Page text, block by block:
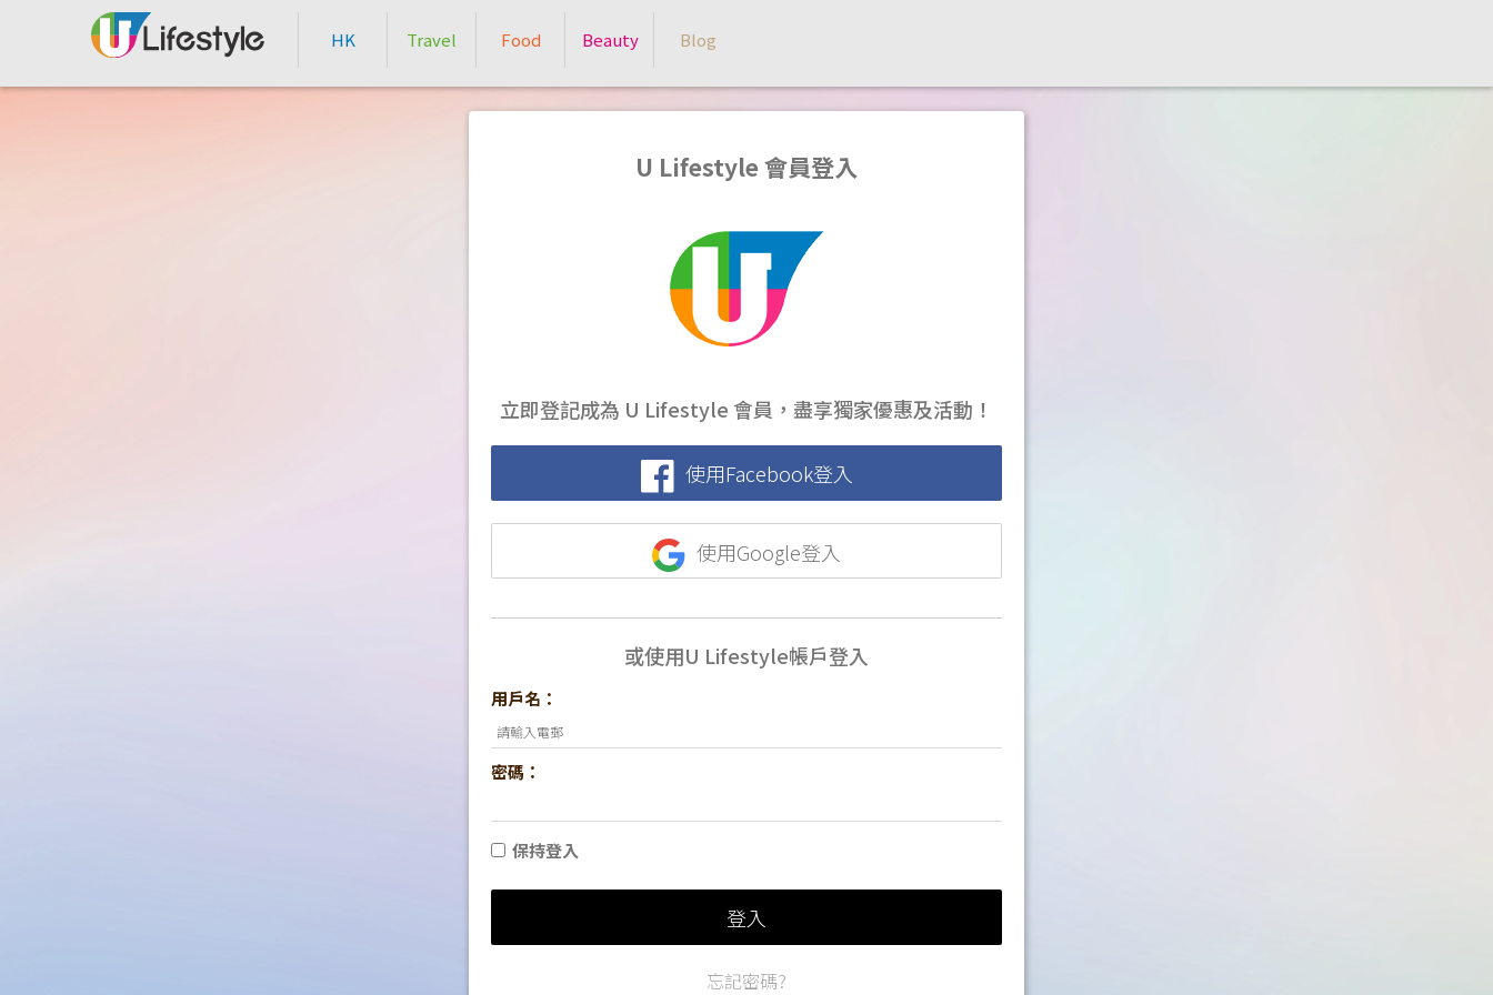
HK Travel Food Beauty Blog
U Lifestyle 會員登入
立即登記成為 U Lifestyle 會員，盡享獨家優惠及活動！
使用Facebook登入
使用Google登入
或使用U Lifestyle帳戶登入
用戶名：
密碼：
保持登入
登入
忘記密碼?